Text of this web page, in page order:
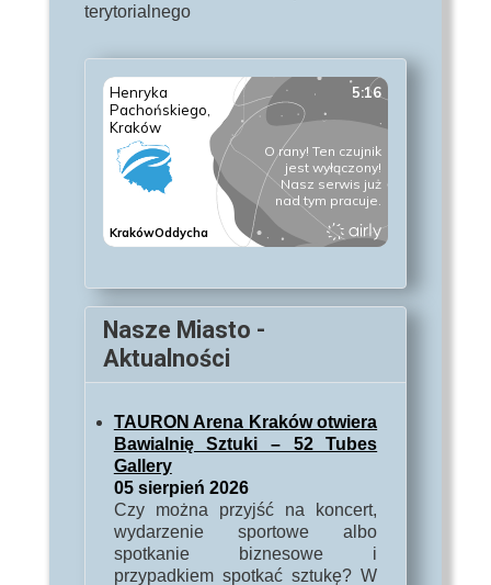
terytorialnego
Nasze Miasto -
Aktualności
TAURON Arena Kraków otwiera
Bawialnię Sztuki – 52 Tubes
Gallery
05 sierpień 2026
Czy można przyjść na koncert,
wydarzenie sportowe albo
spotkanie biznesowe i
przypadkiem spotkać sztukę? W